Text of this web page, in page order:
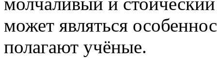
может являться
полагают учёные.